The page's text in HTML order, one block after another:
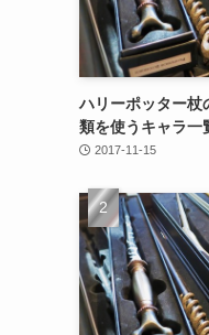
ハリーポッター杖
類を使うキャラ一
2017-11-15